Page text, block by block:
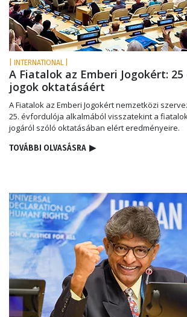
| INTERNATIONAL |
A Fiatalok az Emberi Jogokért:
jogok oktatásáért
A Fiatalok az Emberi Jogokért nemzetközi
25. évfordulója alkalmából visszatekint a
jogáról szóló oktatásában elért eredményeire.
TOVÁBBI OLVASÁSRA ▶